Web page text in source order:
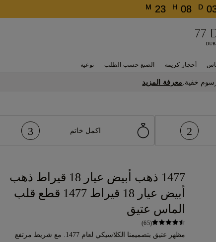
D
08
H
23
M
أحجار كريمة الصنع حسب الطلب توعية
خفية. معرفة المزيد
2
3 اكمل خاتم
1477 ذهب أبيض عيار 18 قيراط ذهب
أبيض عيار 18 قيراط 1477 قطع قلب
الماس عتيق
(65)
مظهر عتيق بتصميمنا الكلاسيكي لعام 1477. مع شريط مرتفع